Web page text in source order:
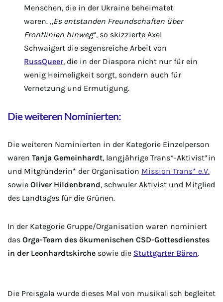
Menschen, die in der Ukraine beheimatet
waren. „Es entstanden Freundschaften über
Frontlinien hinweg“, so skizzierte Axel
Schwaigert die segensreiche Arbeit von
RussQueer, die in der Diaspora nicht nur für ein
wenig Heimeligkeit sorgt, sondern auch für
Vernetzung und Ermutigung.
Die weiteren Nominierten:
Die weiteren Nominierten in der Kategorie Einzelperson
waren Tanja Gemeinhardt, langjährige Trans*-Aktivist*in
und Mitgründerin* der Organisation Mission Trans* e.V.
sowie Oliver Hildenbrand, schwuler Aktivist und Mitglied
des Landtages für die Grünen.
In der Kategorie Gruppe/Organisation waren nominiert
das Orga-Team des ökumenischen CSD-Gottesdienstes
in der Leonhardtskirche sowie die Stuttgarter Bären.
Die Preisgala wurde dieses Mal von musikalisch begleitet